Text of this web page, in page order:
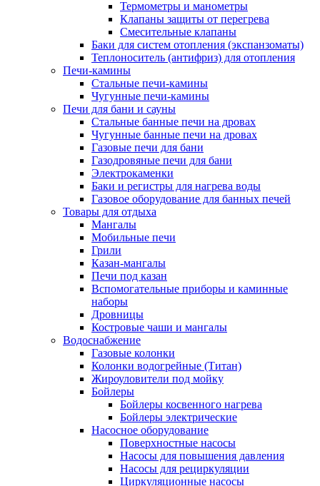
Термометры и манометры
Клапаны защиты от перегрева
Смесительные клапаны
Баки для систем отопления (экспанзоматы)
Теплоноситель (антифриз) для отопления
Печи-камины
Стальные печи-камины
Чугунные печи-камины
Печи для бани и сауны
Стальные банные печи на дровах
Чугунные банные печи на дровах
Газовые печи для бани
Газодровяные печи для бани
Электрокаменки
Баки и регистры для нагрева воды
Газовое оборудование для банных печей
Товары для отдыха
Мангалы
Мобильные печи
Грили
Казан-мангалы
Печи под казан
Вспомогательные приборы и каминные
наборы
Дровницы
Костровые чаши и мангалы
Водоснабжение
Газовые колонки
Колонки водогрейные (Титан)
Жироуловители под мойку
Бойлеры
Бойлеры косвенного нагрева
Бойлеры электрические
Насосное оборудование
Поверхностные насосы
Насосы для повышения давления
Насосы для рециркуляции
Циркуляционные насосы